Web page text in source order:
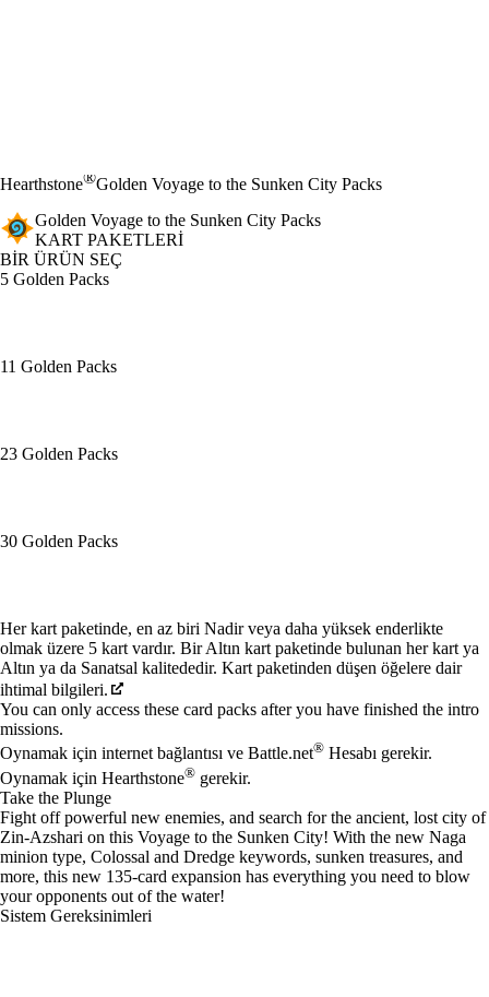
Hearthstone®Golden Voyage to the Sunken City Packs
Golden Voyage to the Sunken City Packs
KART PAKETLERI
BİR ÜRÜN SEÇ
5 Golden Packs
11 Golden Packs
23 Golden Packs
30 Golden Packs
Mevcut eylemler
Her kart paketinde, en az biri Nadir veya daha yüksek enderlikte
olmak üzere 5 kart vardır. Bir Altın kart paketinde bulunan her kart ya
Altın ya da Sanatsal kalitededir. Kart paketinden düşen öğelere dair
ihtimal bilgileri.
You can only access these card packs after you have finished the intro
missions.
Oynamak için internet bağlantısı ve Battle.net® Hesabı gerekir.
Oynamak için Hearthstone® gerekir.
Take the Plunge
Fight off powerful new enemies, and search for the ancient, lost city of
Zin-Azshari on this Voyage to the Sunken City! With the new Naga
minion type, Colossal and Dredge keywords, sunken treasures, and
more, this new 135-card expansion has everything you need to blow
your opponents out of the water!
Sistem Gereksinimleri